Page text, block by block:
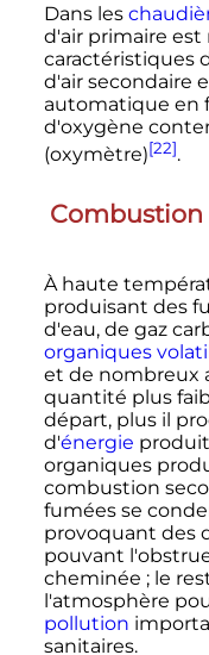
Dans les
d'air primaire est
caractéristiques
d'air secondaire
automatique en
d'oxygène
(oxymètre)[22].
À haute
produisant des
d'eau, de gaz
organiques
et de nombreux
quantité plus
départ, plus il
d'énergie
organiques
combustion
fumées se
provoquant des
pouvant
cheminée ; le
l'atmosphère
pollution
sanitaires.